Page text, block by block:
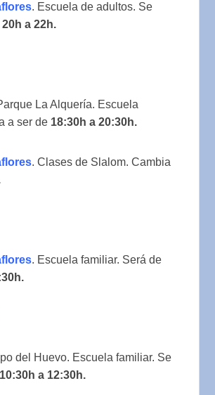
. Escuela de adultos. Se
20h a 22h.
La Alquería. Escuela
a ser de 18:30h a 20:30h.
. Clases de Slalom. Cambia
. Escuela familiar. Será de
del Huevo. Escuela familiar. Se
10:30h a 12:30h.